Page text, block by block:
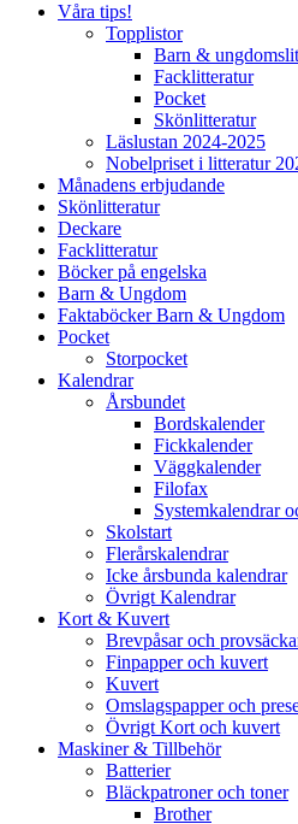
Våra tips!
Topplistor
Barn &
Facklitteratur
Pocket
Skönlitteratur
Läslustan 2024-2025
Nobelpriset i litteratur
Månadens erbjudande
Skönlitteratur
Deckare
Facklitteratur
Böcker på engelska
Barn & Ungdom
Faktaböcker Barn & Ungdom
Pocket
Storpocket
Kalendrar
Årsbundet
Bordskalender
Fickkalender
Väggkalender
Filofax
Systemkalendrar
Skolstart
Flerårskalendrar
Icke årsbunda kalendrar
Övrigt Kalendrar
Kort & Kuvert
Brevpåsar och
Finpapper och kuvert
Kuvert
Omslagspapper och
Övrigt Kort och kuvert
Maskiner & Tillbehör
Batterier
Bläckpatroner och toner
Brother